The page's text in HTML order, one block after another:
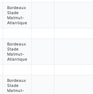
Bordeaux
Stade
Matmut-
Atlantique
Bordeaux
Stade
Matmut-
Atlantique
Bordeaux
Stade
Matmut-